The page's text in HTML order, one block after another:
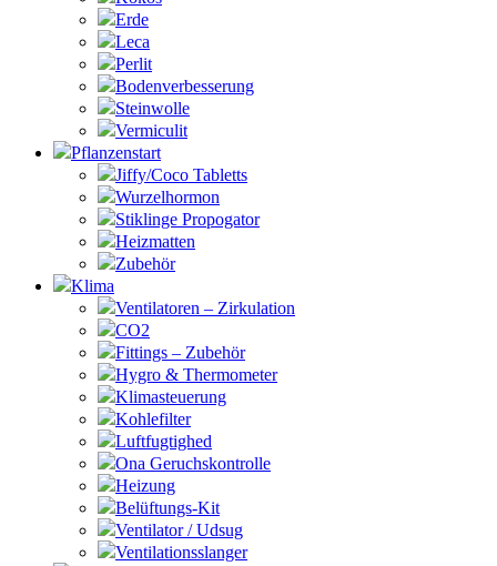
Erde
Leca
Perlit
Bodenverbesserung
Steinwolle
Vermiculit
Pflanzenstart
Jiffy/Coco Tabletts
Wurzelhormon
Stiklinge Propogator
Heizmatten
Zubehör
Klima
Ventilatoren – Zirkulation
CO2
Fittings – Zubehör
Hygro & Thermometer
Klimasteuerung
Kohlefilter
Luftfugtighed
Ona Geruchskontrolle
Heizung
Belüftungs-Kit
Ventilator / Udsug
Ventilationsslanger